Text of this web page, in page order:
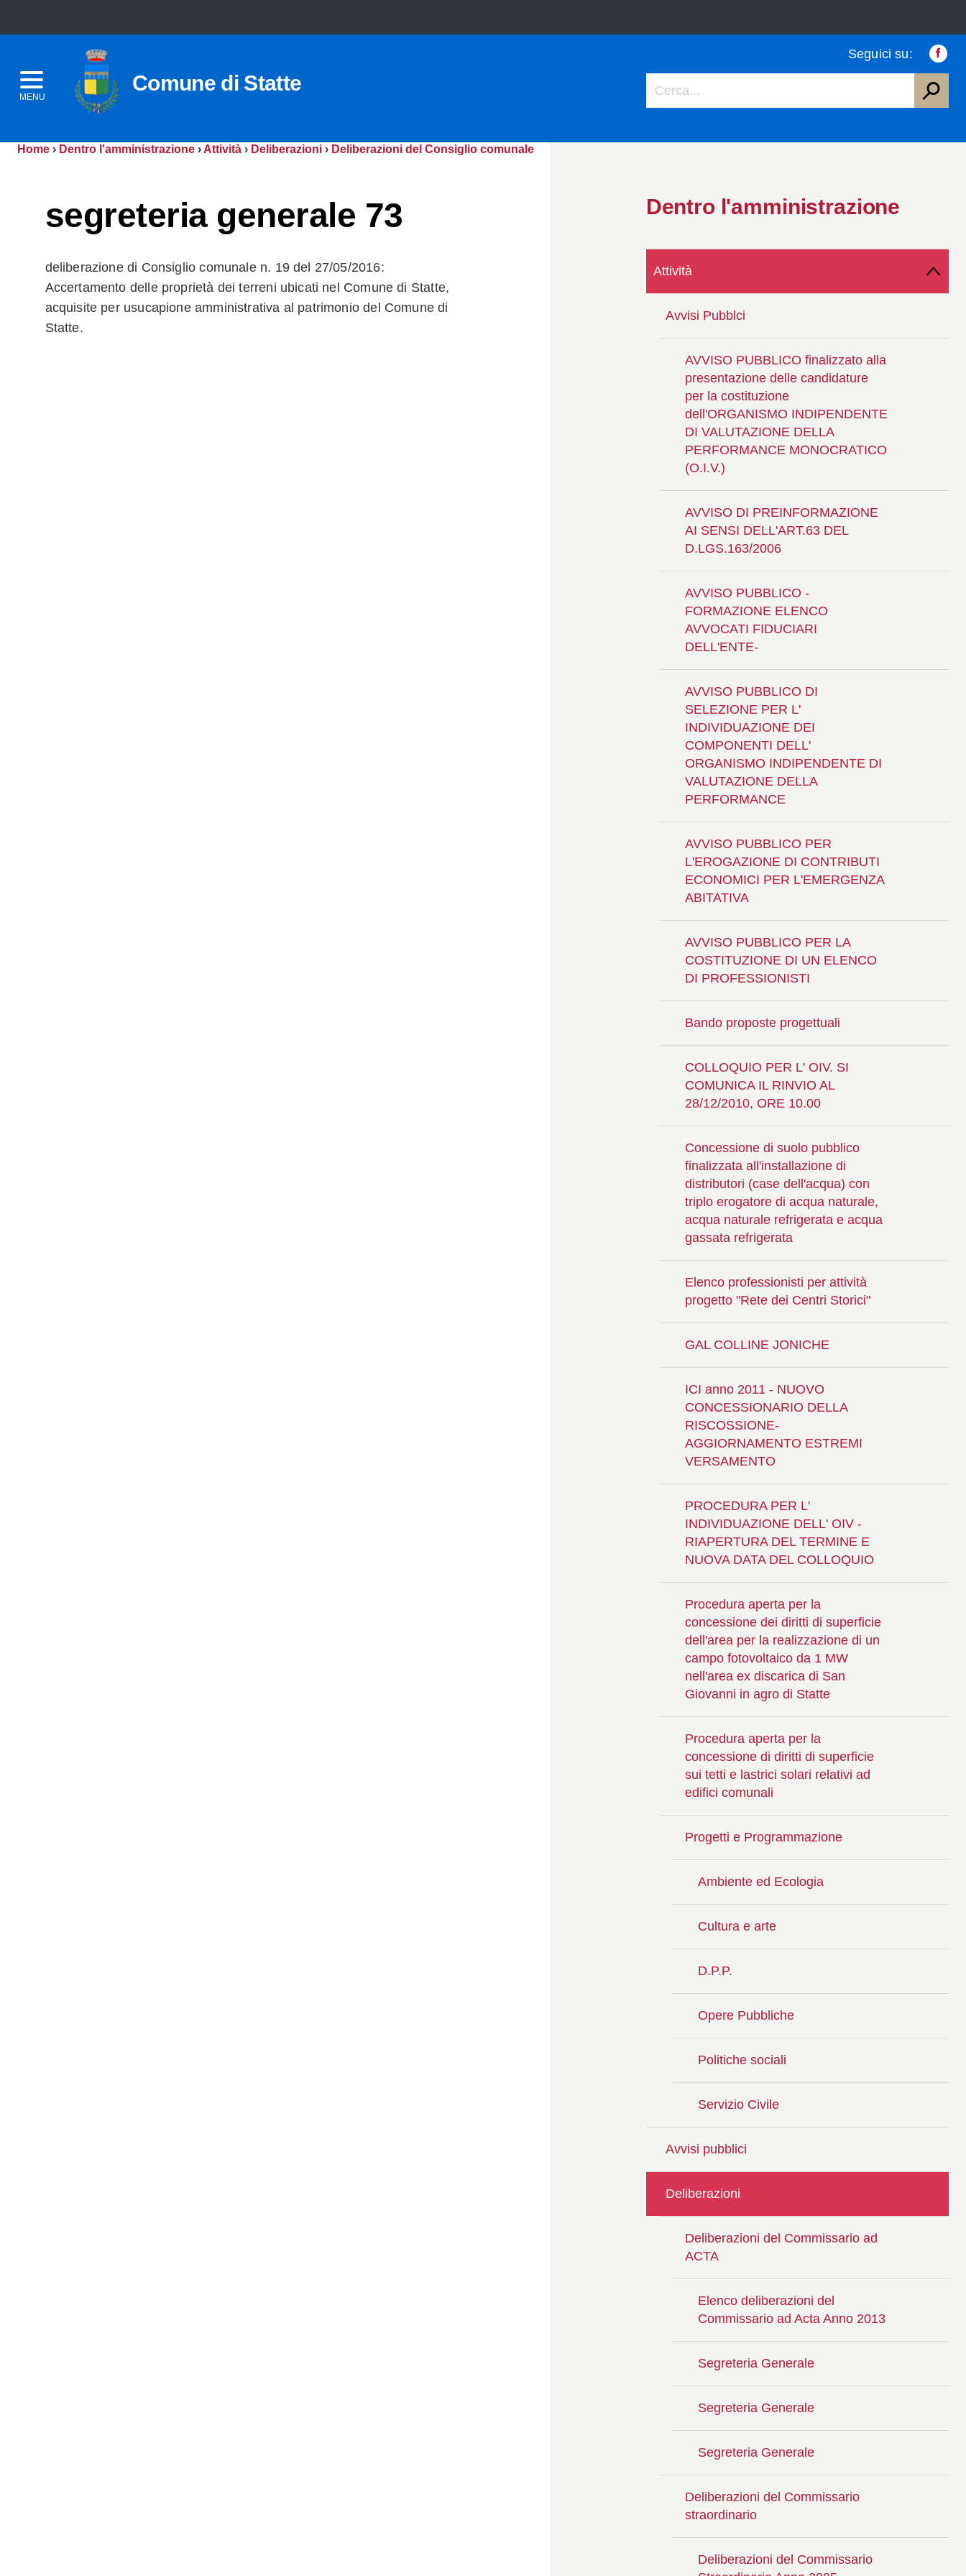
MENU
Comune di Statte
Seguici su:
Home › Dentro l'amministrazione › Attività › Deliberazioni › Deliberazioni del Consiglio comunale
segreteria generale 73
deliberazione di Consiglio comunale n. 19 del 27/05/2016:
Accertamento delle proprietà dei terreni ubicati nel Comune di Statte,
acquisite per usucapione amministrativa al patrimonio del Comune di
Statte.
Dentro l'amministrazione
Attività
Avvisi Pubblci
AVVISO PUBBLICO finalizzato alla
presentazione delle candidature
per la costituzione
dell'ORGANISMO INDIPENDENTE
DI VALUTAZIONE DELLA
PERFORMANCE MONOCRATICO
(O.I.V.)
AVVISO DI PREINFORMAZIONE
AI SENSI DELL'ART.63 DEL
D.LGS.163/2006
AVVISO PUBBLICO -
FORMAZIONE ELENCO
AVVOCATI FIDUCIARI
DELL'ENTE-
AVVISO PUBBLICO DI
SELEZIONE PER L'
INDIVIDUAZIONE DEI
COMPONENTI DELL'
ORGANISMO INDIPENDENTE DI
VALUTAZIONE DELLA
PERFORMANCE
AVVISO PUBBLICO PER
L'EROGAZIONE DI CONTRIBUTI
ECONOMICI PER L'EMERGENZA
ABITATIVA
AVVISO PUBBLICO PER LA
COSTITUZIONE DI UN ELENCO
DI PROFESSIONISTI
Bando proposte progettuali
COLLOQUIO PER L' OIV. SI
COMUNICA IL RINVIO AL
28/12/2010, ORE 10.00
Concessione di suolo pubblico
finalizzata all'installazione di
distributori (case dell'acqua) con
triplo erogatore di acqua naturale,
acqua naturale refrigerata e acqua
gassata refrigerata
Elenco professionisti per attività
progetto "Rete dei Centri Storici"
GAL COLLINE JONICHE
ICI anno 2011 - NUOVO
CONCESSIONARIO DELLA
RISCOSSIONE-
AGGIORNAMENTO ESTREMI
VERSAMENTO
PROCEDURA PER L'
INDIVIDUAZIONE DELL' OIV -
RIAPERTURA DEL TERMINE E
NUOVA DATA DEL COLLOQUIO
Procedura aperta per la
concessione dei diritti di superficie
dell'area per la realizzazione di un
campo fotovoltaico da 1 MW
nell'area ex discarica di San
Giovanni in agro di Statte
Procedura aperta per la
concessione di diritti di superficie
sui tetti e lastrici solari relativi ad
edifici comunali
Progetti e Programmazione
Ambiente ed Ecologia
Cultura e arte
D.P.P.
Opere Pubbliche
Politiche sociali
Servizio Civile
Avvisi pubblici
Deliberazioni
Deliberazioni del Commissario ad
ACTA
Elenco deliberazioni del
Commissario ad Acta Anno 2013
Segreteria Generale
Segreteria Generale
Segreteria Generale
Deliberazioni del Commissario
straordinario
Deliberazioni del Commissario